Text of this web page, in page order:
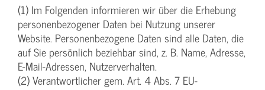
(1) Im Folgenden informieren wir über die Erhebung
personenbezogener Daten bei Nutzung unserer
Website. Personenbezogene Daten sind alle Daten, die
auf Sie persönlich beziehbar sind, z. B. Name, Adresse,
E-Mail-Adressen, Nutzerverhalten.
(2) Verantwortlicher gem. Art. 4 Abs. 7 EU-